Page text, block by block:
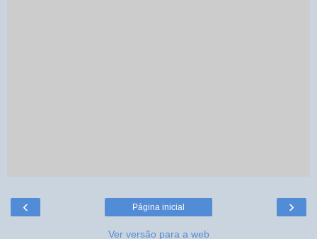
‹ ›
Página inicial
Ver versão para a web